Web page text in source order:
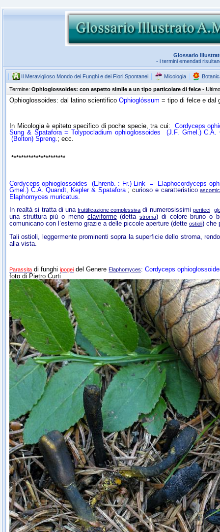
Glossario
- i termini emendati
Il Meraviglioso Mondo dei Funghi e dei Fiori Spontanei Micologia
Termine: Ophioglossoides: con aspetto simile a un tipo particolare di felce -
Ophioglossoides: dal latino scientifico Ophioglóssum = tipo di felce e dal
In Micologia è epiteto specifico di poche specie, tra cui: Cordyceps
Sung & Spatafora =Tolypocladium ophioglossoides (J.F. Gmel.) C.A.
(Bolton) Spreng.; ecc.
**********************
Cordyceps ophioglossoides (Ehrenb. : Fr.) Link =
Elaphocordyceps
Gmel.) C.A. Quandt, Kepler & Spatafora; curioso e caratteristico
Elaphomyces muricatus.
In realtà si tratta di unafruttificazione complessiva di numerosissimi periteci
una struttura più o meno claviforme(dettastroma) di colore bruno o
comunicano con l’esterno grazie a delle piccole aperture (dette ostioli) che
Tali ostioli, leggermente prominenti sopra la superficie dello stroma,
alla vista.
Parassita di funghi ipogei del Genere Elaphomyces: Cordyceps
foto di Pietro Curti